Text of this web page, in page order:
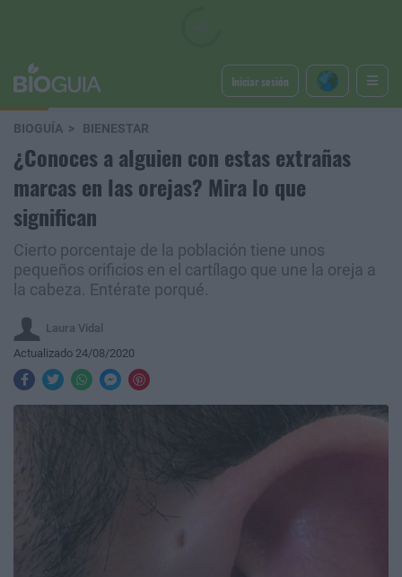
Iniciar sesión
BIOGUÍA BIENESTAR
¿Conoces a alguien con estas extrañas
marcas en las orejas? Mira lo que
significan
Cierto porcentaje de la población tiene unos
pequeños orificios en el cartílago que une la oreja a
la cabeza. Entérate porqué.
Laura Vidal
Actualizado 24/08/2020